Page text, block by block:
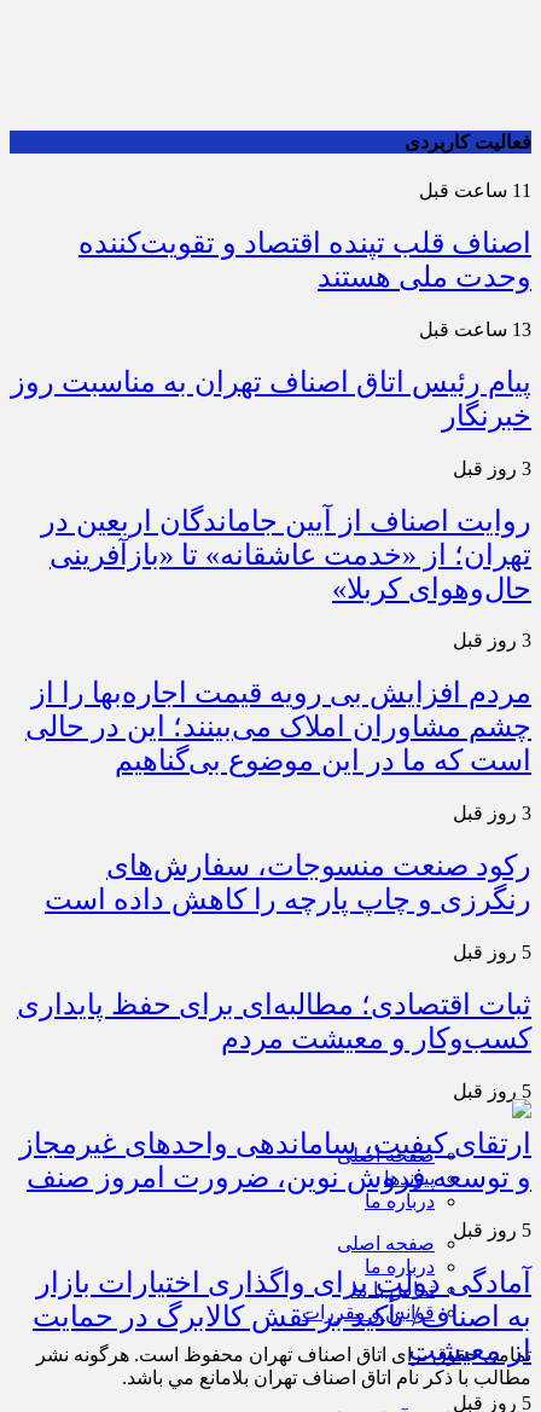
اصناف قلب تپنده اقتصاد و تقویت‌کننده
وحدت ملی هستند
پیام رئیس اتاق اصناف تهران به مناسبت روز
خبرنگار
روایت اصناف از آیین جاماندگان اربعین در
تهران؛ از «خدمت عاشقانه» تا «بازآفرینی
حال‌وهوای کربلا»
مردم افزایش بی رویه قیمت اجاره‌بها را از
چشم مشاوران املاک می‌بینند؛ این در حالی
است که ما در این موضوع بی‌گناهیم
رکود صنعت منسوجات، سفارش‌های
رنگرزی و چاپ پارچه را کاهش داده است
ثبات اقتصادی؛ مطالبه‌ای برای حفظ پایداری
کسب‌وکار و معیشت مردم
5 روز قبل
ارتقای کیفیت، ساماندهی واحدهای غیرمجاز
و توسعه فروش نوین، ضرورت امروز صنف
آمادگی دولت برای واگذاری اختیارات بازار
به اصناف/ تأکید بر نقش کالابرگ در حمایت
از معیشت
صفحه اصلی
پیوندها
صفحه اصلی
درباره ما
تماس با ما
قوانین و مقررات
تمامی حقوق برای اتاق اصناف تهران محفوظ است. هرگونه نشر
مطالب با ذكر نام اتاق اصناف تهران بلامانع مي باشد.